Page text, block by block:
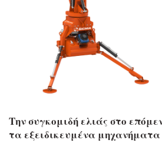
Την συγκομιδή ελιάς στο
τα εξειδικευμένα μηχανήματα